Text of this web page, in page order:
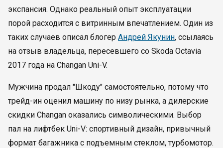
экспансия. Однако реальный опыт эксплуатации
порой расходится с витринным впечатлением. Один из
таких случаев описал блогер Андрей Якунин, ссылаясь
на отзыв владельца, пересевшего со Skoda Octavia
2017 года на Changan Uni-V.
Мужчина продал "Шкоду" самостоятельно, потому что
трейд-ин оценил машину по низу рынка, а дилерские
скидки Changan оказались символическими. Выбор
пал на лифтбек Uni-V: спортивный дизайн, привычный
формат багажника с подъемным стеклом, турбомотор.